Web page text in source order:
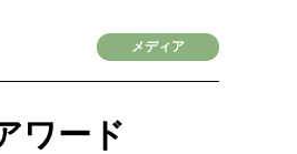
メディア
ワード